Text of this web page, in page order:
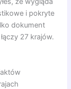
i pokryte
dokument
27 krajów.